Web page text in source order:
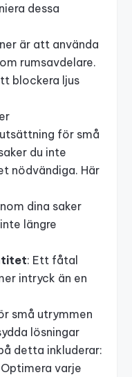
dessa
är att använda
rumsavdelare.
blockera ljus
för små
du inte
nödvändiga. Här
dina saker
längre
: Ett fåtal
intryck än en
små utrymmen
lösningar
detta inkluderar:
Optimera varje